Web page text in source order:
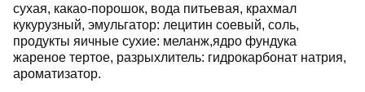
сухая, какао-порошок, вода питьевая, крахмал
кукурузный, эмульгатор: лецитин соевый, соль,
продукты яичные сухие: меланж,ядро фундука
жареное тертое, разрыхлитель: гидрокарбонат натрия,
ароматизатор.